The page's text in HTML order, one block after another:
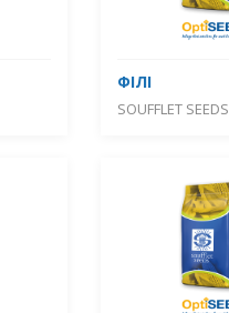
ФІЛІ
SOUFFLET SEEDS